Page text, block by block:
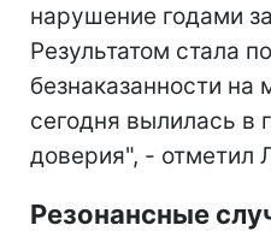
нарушение годами
Результатом стала
безнаказанности на
сегодня вылилась в
доверия", - отметил
Резонансные